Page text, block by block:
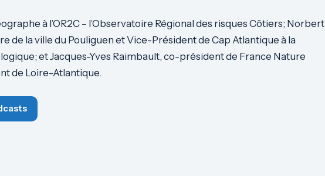
à l’OR2C – l’Observatoire Régional des risques Côtiers; Norbert
de la ville du Pouliguen et Vice-Président de Cap Atlantique à la
et Jacques-Yves Raimbault, co-président de France Nature
de Loire-Atlantique.